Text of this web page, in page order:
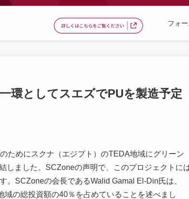
フォ
環としてスエズでPUを製造予定
ためにスクナ（エジプト）のTEDA地域にグリーン
しました。SCZoneの声明で、このプロジェクトに
SCZoneの会長であるWalid Gamal El-Din氏は、
の総投資額の40％を占めていることを述べまし